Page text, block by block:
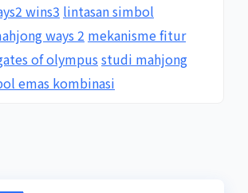
wins3 lintasan simbol
ways 2 mekanisme fitur
of olympus studi mahjong
emas kombinasi